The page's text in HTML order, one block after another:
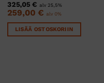
325,05 € alv 25,5%
259,00 € alv 0%
LISÄÄ OSTOSKORIIN